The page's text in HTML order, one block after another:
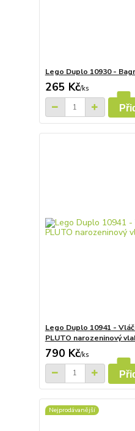
Lego Duplo 10930 -
265 Kč/ks
Lego Duplo 10941 -
PLUTO narozeninový
790 Kč/ks
Nejprodávanější